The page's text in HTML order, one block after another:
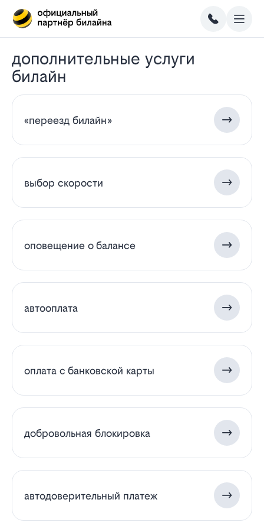
дополнительные услуги
билайн
«переезд билайн»
выбор скорости
оповещение о балансе
автооплата
оплата с банковской карты
добровольная блокировка
автодоверительный платеж